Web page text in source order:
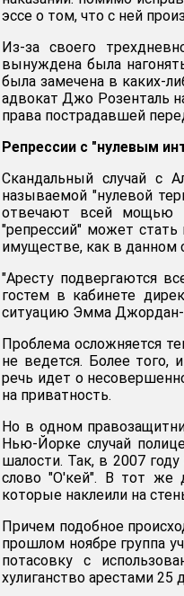
эссе о том, что с ней
Из-за своего
вынуждена была
была замечена в каких-
адвокат Джо Розенталь
права пострадавшей
Репрессии с "нулевым
Cкандальный случай с
называемой "нулевой
отвечают всей мощью
"репрессий" может
имуществе, как в данном
"Аресту подвергаются
гостем в кабинете
ситуацию Эмма Джордан-
Проблема осложняется
не ведется. Более того,
речь идет о
на приватность.
Но в одном
Нью-Йорке случай
шалости. Так, в 2007
слово "О'кей". В тот же
которые наклеили на
Причем подобное
прошлом ноябре группа
потасовку с
хулиганство арестами 25